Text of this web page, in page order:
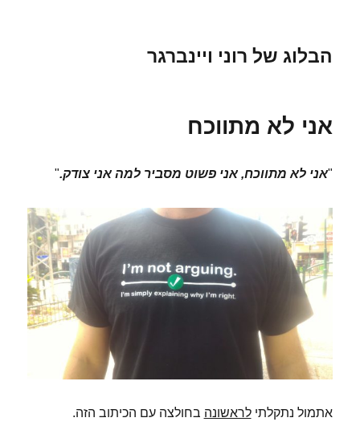
הבלוג של רוני ויינברגר
אני לא מתווכח
"אני לא מתווכח, אני פשוט מסביר למה אני צודק."
אתמול נתקלתילראשונה בחולצה עם הכיתוב הזה.